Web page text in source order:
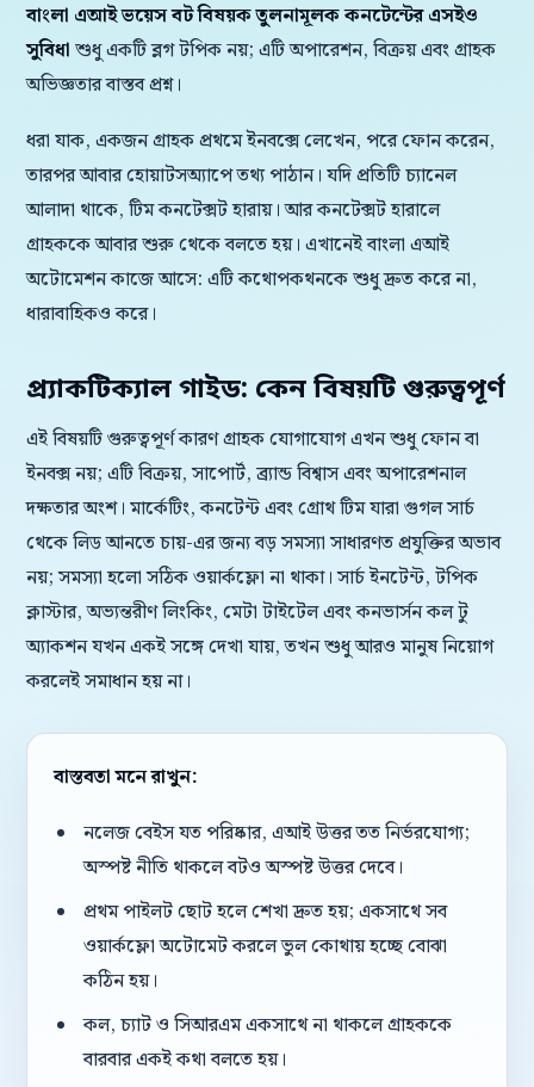
বাংলা এআই ভয়েস বট বিষয়ক তুলনামূলক কনটেন্টের এসইও
সুবিধা শুধু একটি ব্লগ টপিক নয়; এটি অপারেশন, বিক্রয় এবং গ্রাহক
অভিজ্ঞতার বাস্তব প্রশ্ন।
ধরা যাক, একজন গ্রাহক প্রথমে ইনবক্সে লেখেন, পরে ফোন করেন,
তারপর আবার হোয়াটসঅ্যাপে তথ্য পাঠান। যদি প্রতিটি চ্যানেল
আলাদা থাকে, টিম কনটেক্সট হারায়। আর কনটেক্সট হারালে
গ্রাহককে আবার শুরু থেকে বলতে হয়। এখানেই বাংলা এআই
অটোমেশন কাজে আসে: এটি কথোপকথনকে শুধু দ্রুত করে না,
ধারাবাহিকও করে।
প্র্যাকটিক্যাল গাইড: কেন বিষয়টি গুরুত্বপূর্ণ
এই বিষয়টি গুরুত্বপূর্ণ কারণ গ্রাহক যোগাযোগ এখন শুধু ফোন বা
ইনবক্স নয়; এটি বিক্রয়, সাপোর্ট, ব্র্যান্ড বিশ্বাস এবং অপারেশনাল
দক্ষতার অংশ। মার্কেটিং, কনটেন্ট এবং গ্রোথ টিম যারা গুগল সার্চ
থেকে লিড আনতে চায়-এর জন্য বড় সমস্যা সাধারণত প্রযুক্তির অভাব
নয়; সমস্যা হলো সঠিক ওয়ার্কফ্লো না থাকা। সার্চ ইনটেন্ট, টপিক
ক্লাস্টার, অভ্যন্তরীণ লিংকিং, মেটা টাইটেল এবং কনভার্সন কল টু
অ্যাকশন যখন একই সঙ্গে দেখা যায়, তখন শুধু আরও মানুষ নিয়োগ
করলেই সমাধান হয় না।
বাস্তবতা মনে রাখুন:
নলেজ বেইস যত পরিষ্কার, এআই উত্তর তত নির্ভরযোগ্য;
অস্পষ্ট নীতি থাকলে বটও অস্পষ্ট উত্তর দেবে।
প্রথম পাইলট ছোট হলে শেখা দ্রুত হয়; একসাথে সব
ওয়ার্কফ্লো অটোমেট করলে ভুল কোথায় হচ্ছে বোঝা
কঠিন হয়।
কল, চ্যাট ও সিআরএম একসাথে না থাকলে গ্রাহককে
বারবার একই কথা বলতে হয়।